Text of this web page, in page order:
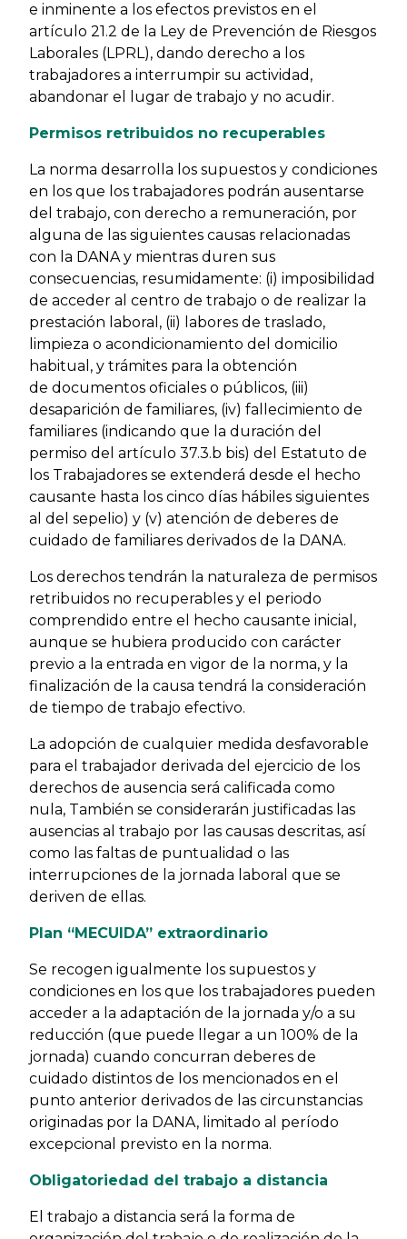
e inminente a los efectos previstos en el
artículo 21.2 de la Ley de Prevención de Riesgos
Laborales (LPRL), dando derecho a los
trabajadores a interrumpir su actividad,
abandonar el lugar de trabajo y no acudir.
Permisos retribuidos no recuperables
La norma desarrolla los supuestos y condiciones
en los que los trabajadores podrán ausentarse
del trabajo, con derecho a remuneración, por
alguna de las siguientes causas relacionadas
con la DANA y mientras duren sus
consecuencias, resumidamente: (i) imposibilidad
de acceder al centro de trabajo o de realizar la
prestación laboral, (ii) labores de traslado,
limpieza o acondicionamiento del domicilio
habitual, y trámites para la obtención
de documentos oficiales o públicos, (iii)
desaparición de familiares, (iv) fallecimiento de
familiares (indicando que la duración del
permiso del artículo 37.3.b bis) del Estatuto de
los Trabajadores se extenderá desde el hecho
causante hasta los cinco días hábiles siguientes
al del sepelio) y (v) atención de deberes de
cuidado de familiares derivados de la DANA.
Los derechos tendrán la naturaleza de permisos
retribuidos no recuperables y el periodo
comprendido entre el hecho causante inicial,
aunque se hubiera producido con carácter
previo a la entrada en vigor de la norma, y la
finalización de la causa tendrá la consideración
de tiempo de trabajo efectivo.
La adopción de cualquier medida desfavorable
para el trabajador derivada del ejercicio de los
derechos de ausencia será calificada como
nula, También se considerarán justificadas las
ausencias al trabajo por las causas descritas, así
como las faltas de puntualidad o las
interrupciones de la jornada laboral que se
deriven de ellas.
Plan “MECUIDA” extraordinario
Se recogen igualmente los supuestos y
condiciones en los que los trabajadores pueden
acceder a la adaptación de la jornada y/o a su
reducción (que puede llegar a un 100% de la
jornada) cuando concurran deberes de
cuidado distintos de los mencionados en el
punto anterior derivados de las circunstancias
originadas por la DANA, limitado al período
excepcional previsto en la norma.
Obligatoriedad del trabajo a distancia
El trabajo a distancia será la forma de